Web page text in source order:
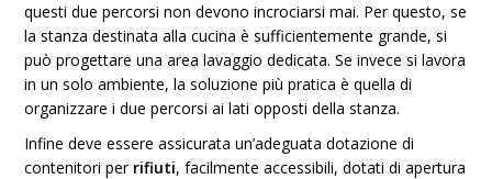
questi due percorsi non devono incrociarsi mai. Per questo, se
la stanza destinata alla cucina è sufficientemente grande, si
può progettare una area lavaggio dedicata. Se invece si lavora
in un solo ambiente, la soluzione più pratica è quella di
organizzare i due percorsi ai lati opposti della stanza.
Infine deve essere assicurata un’adeguata dotazione di
contenitori per rifiuti, facilmente accessibili, dotati di apertura